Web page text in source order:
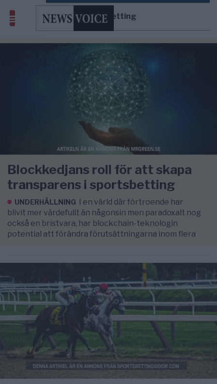
sportsbetting
Blockkedjans roll för att skapa
transparens i sportsbetting
UNDERHÅLLNING I en värld där förtroende har
blivit mer värdefullt än någonsin men paradoxalt nog
också en bristvara, har blockchain-teknologin
potential att förändra förutsättningarna inom flera